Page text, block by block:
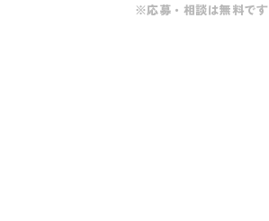
※応募・相談は無料です